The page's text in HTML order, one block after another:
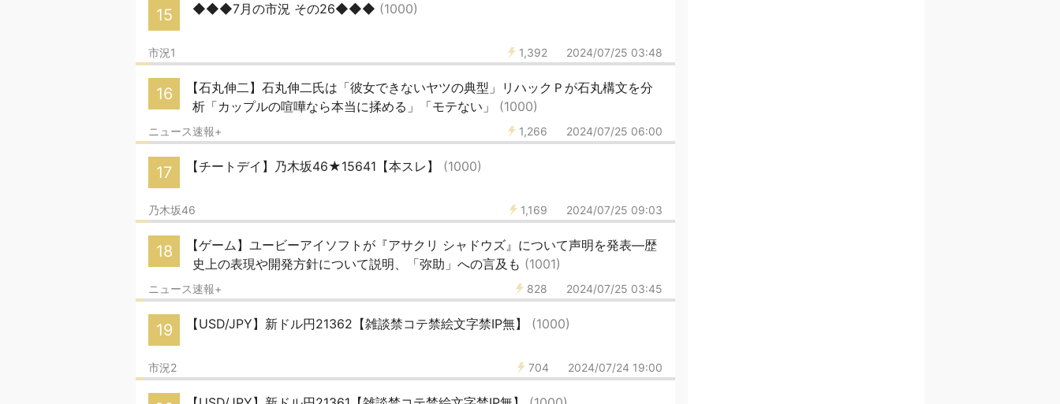
15 ◆◆◆7月の市況 その26◆◆◆ (1000)
1,392 2024/07/25 03:48
市況1
16
【石丸伸二】石丸伸二氏は「彼女できないヤツの典型」リハックＰが石丸構文を分
析「カップルの喧嘩なら本当に揉める」「モテない」 (1000)
1,266 2024/07/25 06:00
ニュース速報+
17 【チートデイ】乃木坂46★15641【本スレ】 (1000)
1,169 2024/07/25 09:03
乃木坂46
18
【ゲーム】ユービーアイソフトが『アサクリ シャドウズ』について声明を発表―歴
史上の表現や開発方針について説明、「弥助」への言及も (1001)
828 2024/07/25 03:45
ニュース速報+
19 【USD/JPY】新ドル円21362【雑談禁コテ禁絵文字禁IP無】 (1000)
704 2024/07/24 19:00
市況2